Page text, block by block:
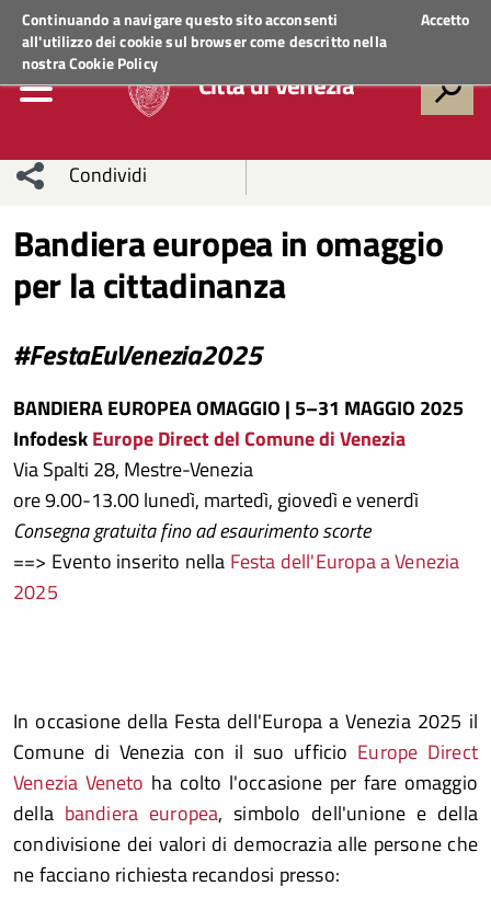
Continuando a navigare questo sito acconsenti
all'utilizzo dei cookie sul browser come descritto nella
nostraCookie Policy
Accetto
Regione VenetoACCEDI AI SERVIZI
Città di Venezia
Condividi
sui social
network
Condividi
Condividi
su
Facebook
Condividi
su
Condividi
Facebook
su
Whatsapp
Bandiera europea in omaggio
per la cittadinanza
#FestaEuVenezia2025
BANDIERA EUROPEA OMAGGIO | 5–31 MAGGIO 2025
InfodeskEurope Direct del Comune di Venezia
Via Spalti 28, Mestre-Venezia
ore 9.00-13.00 lunedì, martedì, giovedì e venerdì
Consegna gratuita fino ad esaurimento scorte
==> Evento inserito nella Festa dell'Europa a Venezia
2025
In occasione della Festa dell'Europa a Venezia 2025 il
Comune di Venezia con il suo ufficio Europe Direct
Venezia Veneto ha colto l'occasione per fare omaggio
dellabandiera europea, simbolo dell'unione e della
condivisione dei valori di democrazia alle persone che
ne facciano richiesta recandosi presso: